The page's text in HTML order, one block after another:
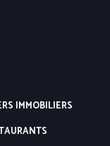
IMMOBILIERS